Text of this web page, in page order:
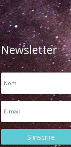
Newsletter
S'inscrire